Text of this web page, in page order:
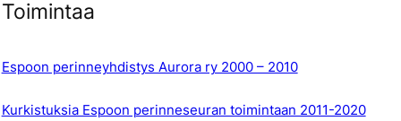
Toimintaa
Espoon perinneyhdistys Aurora ry 2000 – 2010
Kurkistuksia Espoon perinneseuran toimintaan 2011-2020